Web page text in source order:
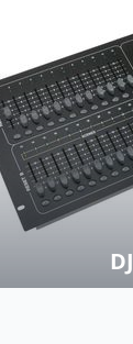
DJ